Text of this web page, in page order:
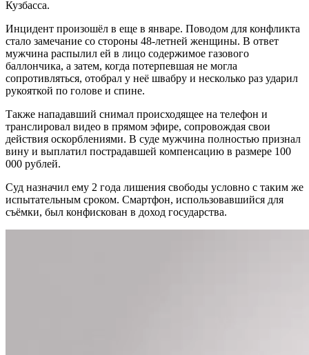
Кузбасса.
Инцидент произошёл в еще в январе. Поводом для конфликта
стало замечание со стороны 48-летней женщины. В ответ
мужчина распылил ей в лицо содержимое газового
баллончика, а затем, когда потерпевшая не могла
сопротивляться, отобрал у неё швабру и несколько раз ударил
рукояткой по голове и спине.
Также нападавший снимал происходящее на телефон и
транслировал видео в прямом эфире, сопровождая свои
действия оскорблениями. В суде мужчина полностью признал
вину и выплатил пострадавшей компенсацию в размере 100
000 рублей.
Суд назначил ему 2 года лишения свободы условно с таким же
испытательным сроком. Смартфон, использовавшийся для
съёмки, был конфискован в доход государства.